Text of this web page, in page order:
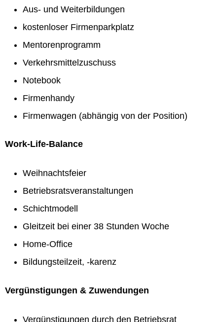
Aus- und Weiterbildungen
kostenloser Firmenparkplatz
Mentorenprogramm
Verkehrsmittelzuschuss
Notebook
Firmenhandy
Firmenwagen (abhängig von der Position)
Work-Life-Balance
Weihnachtsfeier
Betriebsratsveranstaltungen
Schichtmodell
Gleitzeit bei einer 38 Stunden Woche
Home-Office
Bildungsteilzeit, -karenz
Vergünstigungen & Zuwendungen
Vergünstigungen durch den Betriebsrat